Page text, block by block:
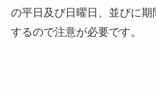
の平日及び日曜日、並びに
するので注意が必要です。